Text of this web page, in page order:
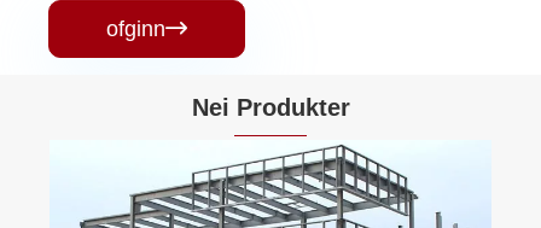
ofginn
Nei Produkter